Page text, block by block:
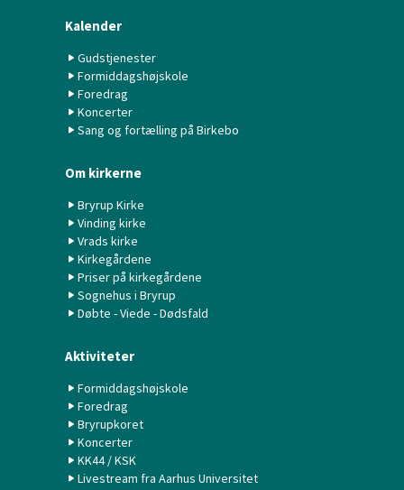
Kalender
Gudstjenester
Formiddagshøjskole
Foredrag
Koncerter
Sang og fortælling på Birkebo
Om kirkerne
Bryrup Kirke
Vinding kirke
Vrads kirke
Kirkegårdene
Priser på kirkegårdene
Sognehus i Bryrup
Døbte - Viede - Dødsfald
Aktiviteter
Formiddagshøjskole
Foredrag
Bryrupkoret
Koncerter
KK44 / KSK
Livestream fra Aarhus Universitet